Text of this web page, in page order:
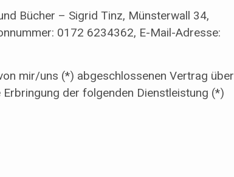
Bücher – Sigrid Tinz, Münsterwall 34,
0172 6234362, E-Mail-Adresse:
mir/uns (*) abgeschlossenen Vertrag über
der folgenden Dienstleistung (*)